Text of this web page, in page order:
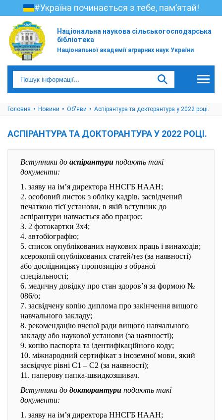
#Україна починається з тебе, пам’ятай!
Національна наукова сільськогосподарська
бібліотека
Національної академії аграрних наук України
Головна Новини Об'яви Аспірантура та докторантура у 2022 році.
АСПІРАНТУРА ТА ДОКТОРАНТУРА У 2022 РОЦІ.
Вступники до аспірантури подають такі
документи:
1. заяву на ім’я директора ННСГБ НААН;
2. особовий листок з обліку кадрів, засвідчений
печаткою тієї установи, в якій вступник до
аспірантури навчається або працює;
3. 2 фотокартки 3x4;
4. автобіографію;
5. список опублікованих наукових праць і винаходів;
ксерокопії опублікованих статей/тез (за наявності)
або дослідницьку пропозицію з обраної
спеціальності;
6. медичну довідку про стан здоров’я за формою №
086/о;
7. засвідчену копію диплома про закінчення вищого
навчального закладу;
8. рекомендацію вченої ради вищого навчального
закладу або наукової установи (за наявності);
9. копію паспорта та ідентифікаційного коду;
10. міжнародний сертифікат з іноземної мови, який
засвідчує рівні С1 – С2 (за наявності);
11. паперову папка-швидкозшивач.
Вступники до докторантури подають такі
документи:
1. заяву на ім’я директора ННСГБ НААН;